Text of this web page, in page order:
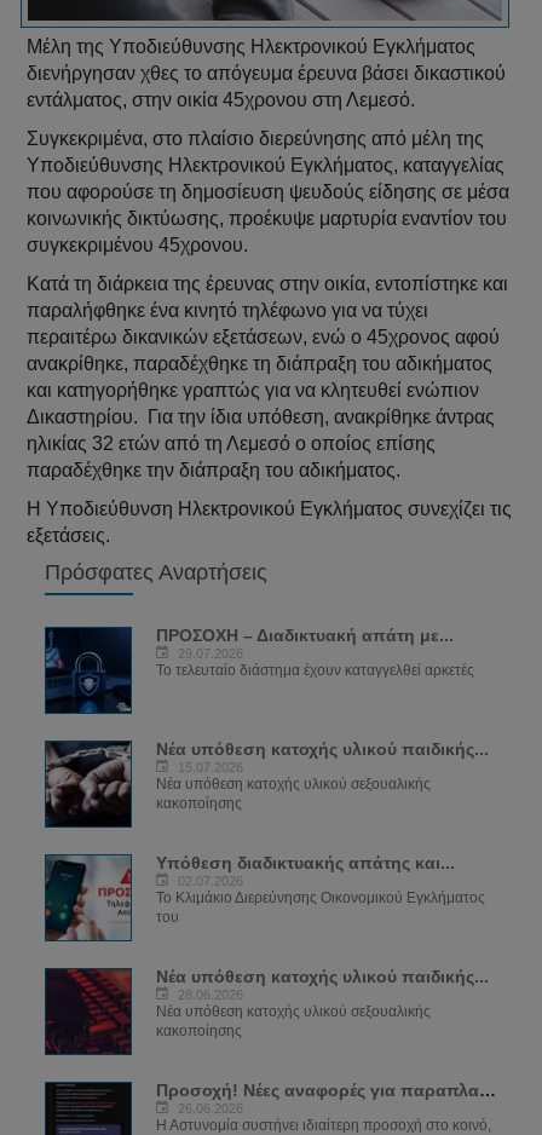
Μέλη της Υποδιεύθυνσης Ηλεκτρονικού Εγκλήματος
διενήργησαν χθες το απόγευμα έρευνα βάσει δικαστικού
εντάλματος, στην οικία 45χρονου στη Λεμεσό.
Συγκεκριμένα, στο πλαίσιο διερεύνησης από μέλη της
Υποδιεύθυνσης Ηλεκτρονικού Εγκλήματος, καταγγελίας
που αφορούσε τη δημοσίευση ψευδούς είδησης σε μέσα
κοινωνικής δικτύωσης, προέκυψε μαρτυρία εναντίον του
συγκεκριμένου 45χρονου.
Κατά τη διάρκεια της έρευνας στην οικία, εντοπίστηκε και
παραλήφθηκε ένα κινητό τηλέφωνο για να τύχει
περαιτέρω δικανικών εξετάσεων, ενώ ο 45χρονος αφού
ανακρίθηκε, παραδέχθηκε τη διάπραξη του αδικήματος
και κατηγορήθηκε γραπτώς για να κλητευθεί ενώπιον
Δικαστηρίου. Για την ίδια υπόθεση, ανακρίθηκε άντρας
ηλικίας 32 ετών από τη Λεμεσό ο οποίος επίσης
παραδέχθηκε την διάπραξη του αδικήματος.
Η Υποδιεύθυνση Ηλεκτρονικού Εγκλήματος συνεχίζει τις
εξετάσεις.
Πρόσφατες Αναρτήσεις
ΠΡΟΣΟΧΗ – Διαδικτυακή απάτη με...
29.07.2026
Το τελευταίο διάστημα έχουν καταγγελθεί αρκετές
Νέα υπόθεση κατοχής υλικού παιδικής...
15.07.2026
Νέα υπόθεση κατοχής υλικού σεξουαλικής
κακοποίησης
Υπόθεση διαδικτυακής απάτης και...
02.07.2026
Το Κλιμάκιο Διερεύνησης Οικονομικού Εγκλήματος
του
Νέα υπόθεση κατοχής υλικού παιδικής...
28.06.2026
Νέα υπόθεση κατοχής υλικού σεξουαλικής
κακοποίησης
Προσοχή! Νέες αναφορές για παραπλανητικά...
26.06.2026
Η Αστυνομία συστήνει ιδιαίτερη προσοχή στο κοινό,